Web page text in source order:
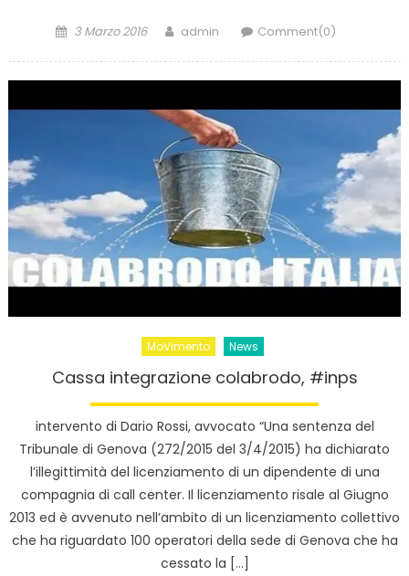
Posted
3 Marzo 2016 Author
admin Comment(0)
MoVimento News
Cassa integrazione colabrodo, #inps
intervento di Dario Rossi, avvocato “Una sentenza del
Tribunale di Genova (272/2015 del 3/4/2015) ha dichiarato
l’illegittimità del licenziamento di un dipendente di una
compagnia di call center. Il licenziamento risale al Giugno
2013 ed è avvenuto nell’ambito di un licenziamento collettivo
che ha riguardato 100 operatori della sede di Genova che ha
cessato la […]